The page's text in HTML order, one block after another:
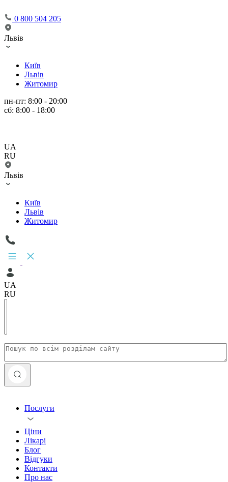
0 800 504 205
Львів
Київ
Львів
Житомир
пн-пт: 8:00 - 20:00
сб: 8:00 - 18:00
UA
RU
Львів
Київ
Львів
Житомир
UA
RU
Послуги
Ціни
Лікарі
Блог
Відгуки
Контакти
Про нас